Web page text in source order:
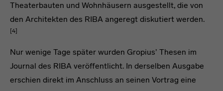
Theaterbauten und Wohnhäusern ausgestellt, die von
den Architekten des RIBA angeregt diskutiert werden.
[4]
Nur wenige Tage später wurden Gropius’ Thesen im
Journal des RIBA veröffentlicht. In derselben Ausgabe
erschien direkt im Anschluss an seinen Vortrag eine